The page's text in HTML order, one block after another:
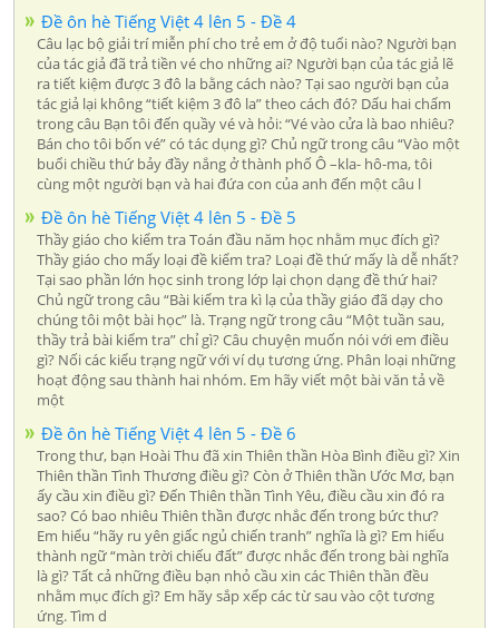
Đề ôn hè Tiếng Việt 4 lên 5 - Đề 4
Câu lạc bộ giải trí miễn phí cho trẻ em ở độ tuổi nào? Người bạn
của tác giả đã trả tiền vé cho những ai? Người bạn của tác giả lẽ
ra tiết kiệm được 3 đô la bằng cách nào? Tại sao người bạn của
tác giả lại không “tiết kiệm 3 đô la” theo cách đó? Dấu hai chấm
trong câu Bạn tôi đến quầy vé và hỏi: “Vé vào cửa là bao nhiêu?
Bán cho tôi bốn vé” có tác dụng gì? Chủ ngữ trong câu “Vào một
buổi chiều thứ bảy đầy nắng ở thành phố Ô –kla- hô-ma, tôi
cùng một người bạn và hai đứa con của anh đến một câu l
Đề ôn hè Tiếng Việt 4 lên 5 - Đề 5
Thầy giáo cho kiểm tra Toán đầu năm học nhằm mục đích gì?
Thầy giáo cho mấy loại đề kiểm tra? Loại đề thứ mấy là dễ nhất?
Tại sao phần lớn học sinh trong lớp lại chọn dạng đề thứ hai?
Chủ ngữ trong câu “Bài kiểm tra kì lạ của thầy giáo đã dạy cho
chúng tôi một bài học” là. Trạng ngữ trong câu “Một tuần sau,
thầy trả bài kiểm tra” chỉ gì? Câu chuyện muốn nói với em điều
gì? Nối các kiểu trạng ngữ với ví dụ tương ứng. Phân loại những
hoạt động sau thành hai nhóm. Em hãy viết một bài văn tả về
một
Đề ôn hè Tiếng Việt 4 lên 5 - Đề 6
Trong thư, bạn Hoài Thu đã xin Thiên thần Hòa Bình điều gì? Xin
Thiên thần Tình Thương điều gì? Còn ở Thiên thần Ước Mơ, bạn
ấy cầu xin điều gì? Đến Thiên thần Tình Yêu, điều cầu xin đó ra
sao? Có bao nhiêu Thiên thần được nhắc đến trong bức thư?
Em hiểu “hãy ru yên giấc ngủ chiến tranh” nghĩa là gì? Em hiểu
thành ngữ “màn trời chiếu đất” được nhắc đến trong bài nghĩa
là gì? Tất cả những điều bạn nhỏ cầu xin các Thiên thần đều
nhằm mục đích gì? Em hãy sắp xếp các từ sau vào cột tương
ứng. Tìm d